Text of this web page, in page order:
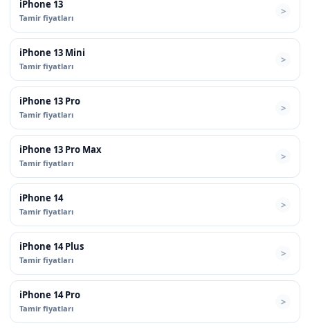
iPhone 13
Tamir fiyatları
iPhone 13 Mini
Tamir fiyatları
iPhone 13 Pro
Tamir fiyatları
iPhone 13 Pro Max
Tamir fiyatları
iPhone 14
Tamir fiyatları
iPhone 14 Plus
Tamir fiyatları
iPhone 14 Pro
Tamir fiyatları